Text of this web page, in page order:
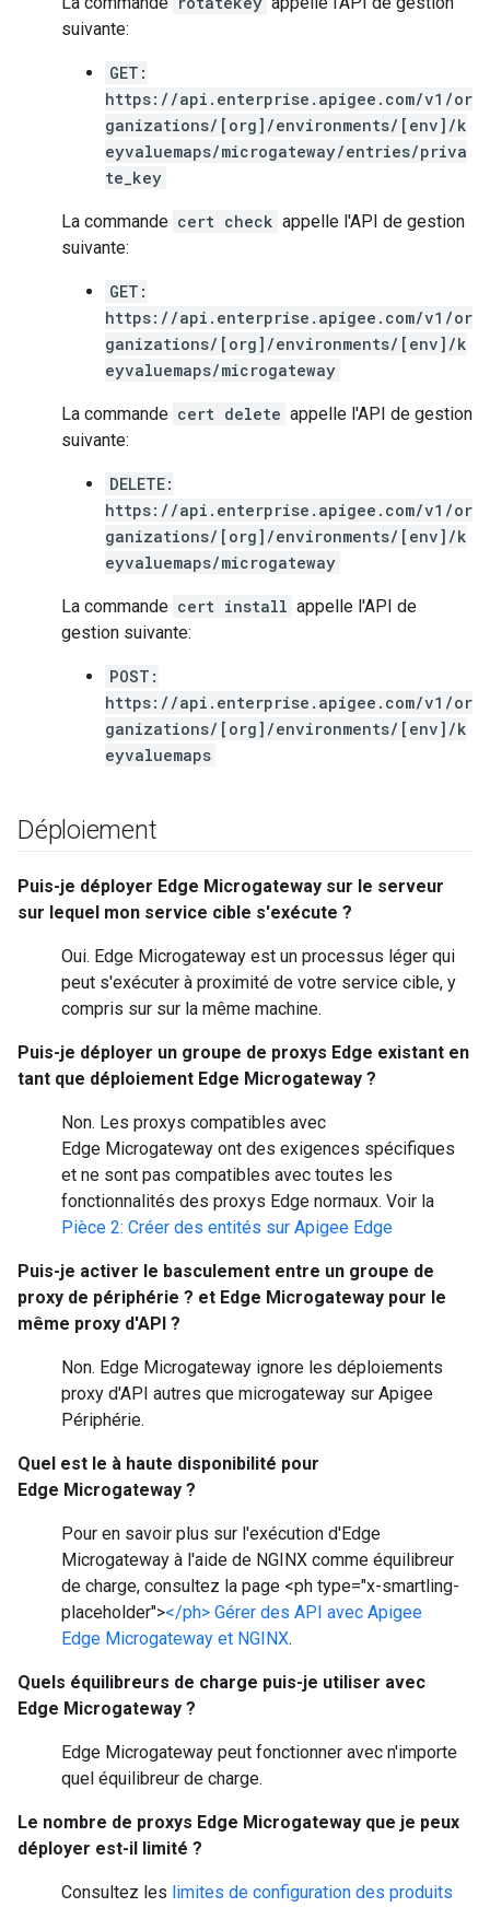
suivante:
GET:
https://api.enterprise.apigee.com/v1/or
ganizations/[org]/environments/[env]/k
eyvaluemaps/microgateway/entries/priva
te_key
La commande cert check appelle l'API de gestion
suivante:
GET:
https://api.enterprise.apigee.com/v1/or
ganizations/[org]/environments/[env]/k
eyvaluemaps/microgateway
La commande cert delete appelle l'API de gestion
suivante:
DELETE:
https://api.enterprise.apigee.com/v1/or
ganizations/[org]/environments/[env]/k
eyvaluemaps/microgateway
La commande cert install appelle l'API de
gestion suivante:
POST:
https://api.enterprise.apigee.com/v1/or
ganizations/[org]/environments/[env]/k
eyvaluemaps
Déploiement
Puis-je déployer Edge Microgateway sur le serveur
sur lequel mon service cible s'exécute ?
Oui. Edge Microgateway est un processus léger qui
peut s'exécuter à proximité de votre service cible, y
compris sur sur la même machine.
Puis-je déployer un groupe de proxys Edge existant en
tant que déploiement Edge Microgateway ?
Non. Les proxys compatibles avec
Edge Microgateway ont des exigences spécifiques
et ne sont pas compatibles avec toutes les
fonctionnalités des proxys Edge normaux. Voir la
Pièce 2: Créer des entités sur Apigee Edge
Puis-je activer le basculement entre un groupe de
proxy de périphérie ? et Edge Microgateway pour le
même proxy d'API ?
Non. Edge Microgateway ignore les déploiements
proxy d'API autres que microgateway sur Apigee
Périphérie.
Quel est le à haute disponibilité pour
Edge Microgateway ?
Pour en savoir plus sur l'exécution d'Edge
Microgateway à l'aide de NGINX comme équilibreur
de charge, consultez la page <ph type="x-smartling-
placeholder"></ph> Gérer des API avec Apigee
Edge Microgateway et NGINX.
Quels équilibreurs de charge puis-je utiliser avec
Edge Microgateway ?
Edge Microgateway peut fonctionner avec n'importe
quel équilibreur de charge.
Le nombre de proxys Edge Microgateway que je peux
déployer est-il limité ?
Consultez les limites de configuration des produits